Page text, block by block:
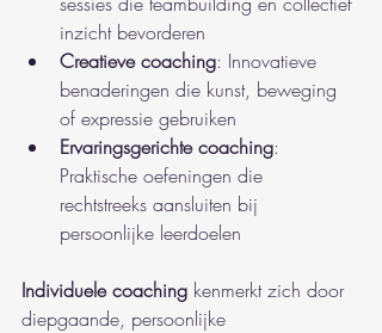
inzicht bevorderen
Creatieve coaching: Innovatieve
benaderingen die kunst, beweging
of expressie gebruiken
Ervaringsgerichte coaching:
Praktische oefeningen die
rechtstreeks aansluiten bij
persoonlijke leerdoelen
Individuele coaching kenmerkt zich door
diepgaande, persoonlijke